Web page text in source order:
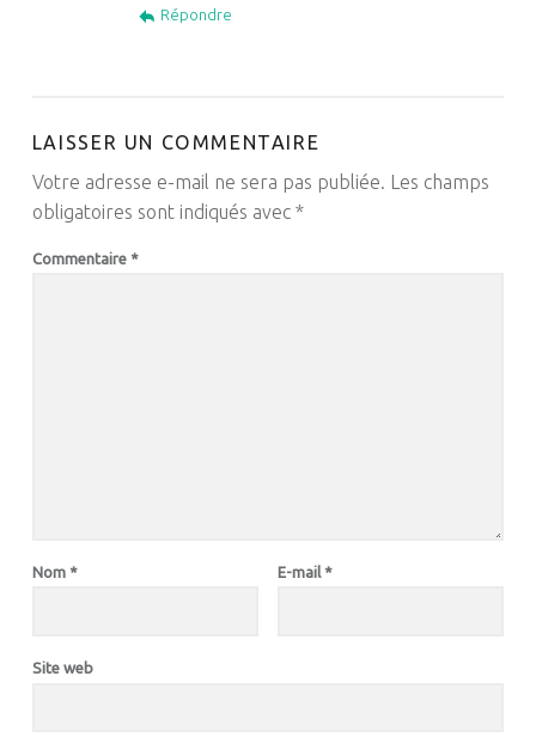
Répondre
LAISSER UN COMMENTAIRE
Votre adresse e-mail ne sera pas publiée. Les champs
obligatoires sont indiqués avec *
Commentaire *
Nom * E-mail *
Site web